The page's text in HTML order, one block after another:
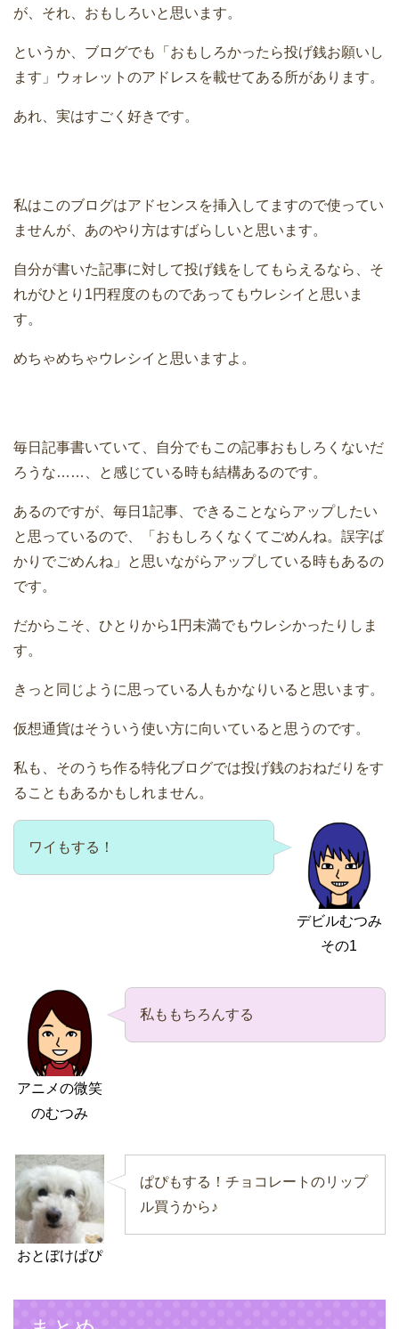
が、それ、おもしろいと思います。
というか、ブログでも「おもしろかったら投げ銭お願いし
ます」ウォレットのアドレスを載せてある所があります。
あれ、実はすごく好きです。
私はこのブログはアドセンスを挿入してますので使ってい
ませんが、あのやり方はすばらしいと思います。
自分が書いた記事に対して投げ銭をしてもらえるなら、そ
れがひとり1円程度のものであってもウレシイと思いま
す。
めちゃめちゃウレシイと思いますよ。
毎日記事書いていて、自分でもこの記事おもしろくないだ
ろうな……、と感じている時も結構あるのです。
あるのですが、毎日1記事、できることならアップしたい
と思っているので、「おもしろくなくてごめんね。誤字ば
かりでごめんね」と思いながらアップしている時もあるの
です。
だからこそ、ひとりから1円未満でもウレシかったりしま
す。
きっと同じように思っている人もかなりいると思います。
仮想通貨はそういう使い方に向いていると思うのです。
私も、そのうち作る特化ブログでは投げ銭のおねだりをす
ることもあるかもしれません。
デビルむつみ
その1
ワイもする！
アニメの微笑
のむつみ
私ももちろんする
おとぼけぱぴ
ぱぴもする！チョコレートのリップ
ル買うから♪